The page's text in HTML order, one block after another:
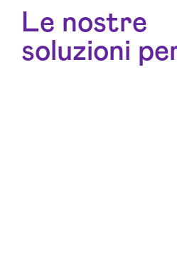
Le nostre
soluzioni